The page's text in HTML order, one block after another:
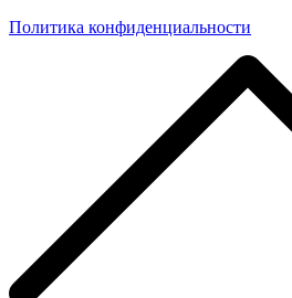
Политика конфиденциальности